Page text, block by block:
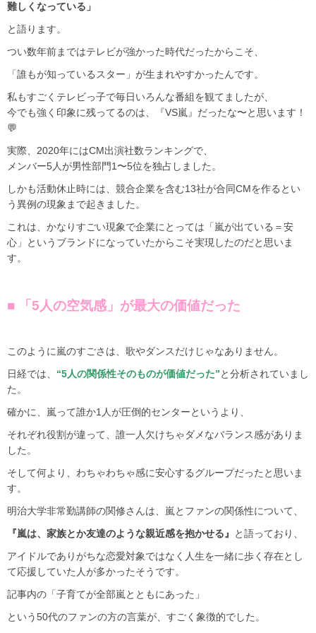
難しくなっている」
と語ります。
つい数年前まではテレビが強かった時代だったからこそ、
「誰もが知っているスター」が生まれやすかったんです。
私もすごくテレビっ子で毎日いろんな番組を観てましたが、
今でも強く印象に残ってるのは、『VS嵐』だったな〜と思います！
💬
実際、2020年にはCM出演社数ランキングで、
メンバー5人が男性部門1〜5位を独占しました。
しかも活動休止時には、競合企業を含む13社が合同CMを作るとい
う異例の現象まで起きました。
これは、かなりすごい現象で企業にとっては「嵐が出ている＝安
心」というブランドになっていたからこそ実現したのだと思いま
す。
■ 「5人の空気感」が最大の価値だった
このように嵐のすごさは、歌やダンスだけじゃなありません。
日経では、 “5人の関係性そのものが価値だった”と分析されていまし
た。
確かに、嵐って誰か1人が圧倒的センターというより、
それぞれ役割が違って、誰一人欠けちゃダメなバランス感がありま
した。
そして何より、わちゃわちゃ感に安心するグループだったと思いま
す。
明治大学非常勤講師の関修さんは、嵐とファンの関係性について、
『嵐は、家族とか友達のような親近感を抱かせる』
と語っており、
アイドルでありがちな恋愛対象ではなく人生を一緒に歩く存在とし
て応援していた人が多かったそうです。
記事内の「子育てが全部嵐とともにあった」
という50代のファンの方の言葉が、すごく象徴的でした。